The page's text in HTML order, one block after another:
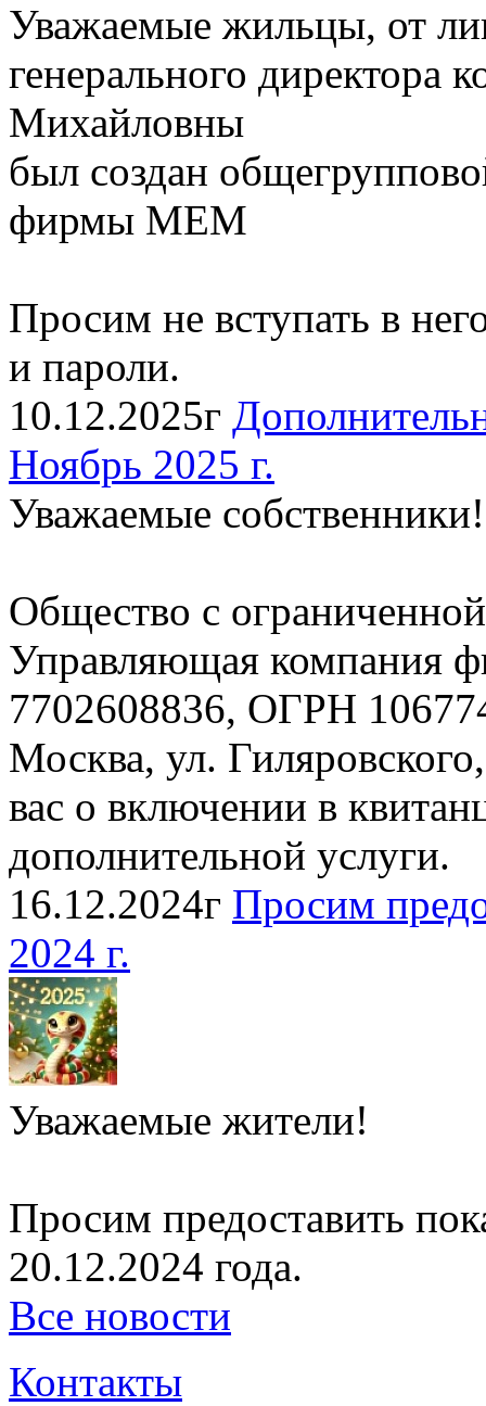
Уважаемые жильцы, от
генерального директора
Михайловны
был создан
фирмы МЕМ
Просим не вступать в
и пароли.
10.12.2025г
Ноябрь 2025 г.
Уважаемые собственники!
Общество с
Управляющая
7702608836, ОГРН
Москва, ул.
вас о включении в
дополнительной услуги.
16.12.2024г Просим
2024 г.
Уважаемые жители!
Просим предоставить
20.12.2024 года.
Все новости
Контакты